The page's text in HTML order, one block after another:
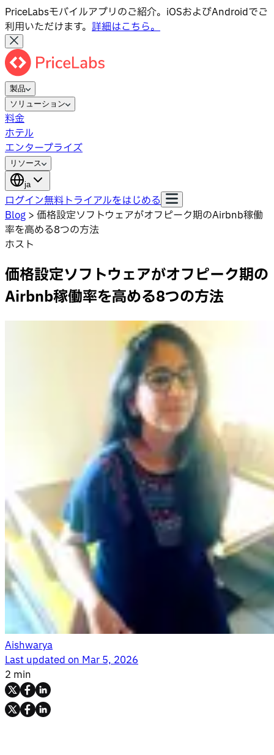
PriceLabsモバイルアプリのご紹介。iOSおよびAndroidでご
利用いただけます。 詳細はこちら。
製品
ソリューション
料金
ホテル
エンタープライズ
リソース
ja
ログイン無料トライアルをはじめる
Blog > 価格設定ソフトウェアがオフピーク期のAirbnb稼働
率を高める8つの方法
ホスト
価格設定ソフトウェアがオフピーク期の
Airbnb稼働率を高める8つの方法
Aishwarya
Last updated onMar 5, 2026
2 min